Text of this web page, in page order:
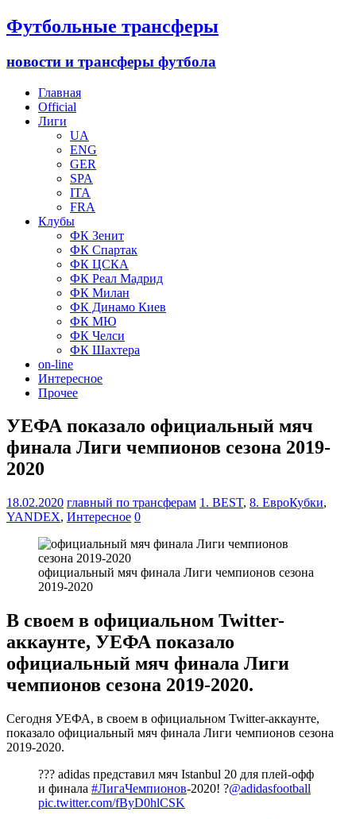
Футбольные трансферы
новости и трансферы футбола
Главная
Official
Лиги
UA
ENG
GER
SPA
ITA
FRA
Клубы
ФК Зенит
ФК Спартак
ФК ЦСКА
ФК Реал Мадрид
ФК Милан
ФК Динамо Киев
ФК МЮ
ФК Челси
ФК Шахтера
on-line
Интересное
Прочее
УЕФА показало официальный мяч
финала Лиги чемпионов сезона 2019-
2020
18.02.2020 главный по трансферам 1. BEST, 8. ЕвроКубки,
YANDEX, Интересное 0
официальный мяч финала Лиги чемпионов сезона
2019-2020
В своем в официальном Twitter-
аккаунте, УЕФА показало
официальный мяч финала Лиги
чемпионов сезона 2019-2020.
Сегодня УЕФА, в своем в официальном Twitter-аккаунте,
показало официальный мяч финала Лиги чемпионов сезона
2019-2020.
??? adidas представил мяч Istanbul 20 для плей-офф
и финала #ЛигаЧемпионов-2020! ?@adidasfootball
pic.twitter.com/fByD0hlCSK